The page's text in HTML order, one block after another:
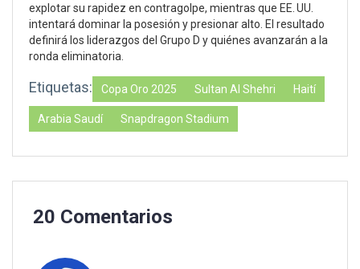
explotar su rapidez en contragolpe, mientras que EE. UU.
intentará dominar la posesión y presionar alto. El resultado
definirá los liderazgos del Grupo D y quiénes avanzarán a la
ronda eliminatoria.
Etiquetas: Copa Oro 2025 Sultan Al Shehri Haití
Arabia Saudí Snapdragon Stadium
20 Comentarios